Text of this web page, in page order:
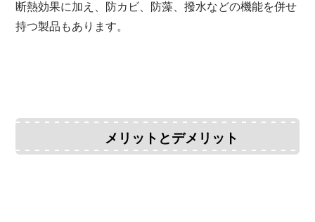
断熱効果に加え、 防カビ、 防藻、撥水などの機能を併せ
持つ製品もあります。
メリットとデメリット